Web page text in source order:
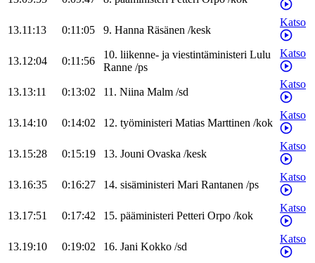
13.11:13 0:11:05 9. Hanna Räsänen /kesk
Katso
13.12:04 0:11:56
10. liikenne- ja viestintäministeri Lulu
Ranne /ps
Katso
13.13:11 0:13:02 11. Niina Malm /sd
Katso
13.14:10 0:14:02 12. työministeri Matias Marttinen /kok
Katso
13.15:28 0:15:19 13. Jouni Ovaska /kesk
Katso
13.16:35 0:16:27 14. sisäministeri Mari Rantanen /ps
Katso
13.17:51 0:17:42 15. pääministeri Petteri Orpo /kok
Katso
13.19:10 0:19:02 16. Jani Kokko /sd
Katso